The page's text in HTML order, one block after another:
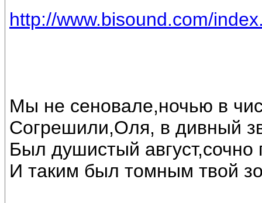
http://www.bisound.com/
Мы не сеновале,ночью в
Согрешили,Оля, в дивный
Был душистый август,сочно
И таким был томным твой